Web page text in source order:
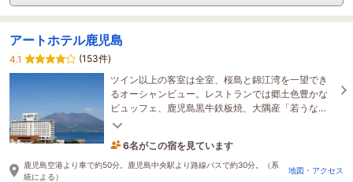
アートホテル鹿児島
4.1
(153件)
ツイン以上の客室は全室、桜島と錦江湾を一望でき
るオーシャンビュー。レストランでは郷土色豊かな
ビュッフェ、鹿児島黒牛鉄板焼、大隅産「若うな
ぎ」鰻重、黒豚しゃぶしゃぶをお楽しみいただけま
6名がこの宿を見ています
47分前に予約されました
鹿児島空港より車で約50分。鹿児島中央駅より路線バスで約30分。（系
統による）
地図・アクセス